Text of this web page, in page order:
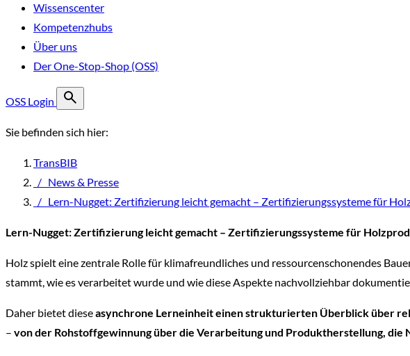
Wissenscenter
Kompetenzhubs
Über uns
Der One-Stop-Shop (OSS)
OSS Login
Sie befinden sich hier:
TransBIB
/ News & Presse
/ Lern-Nugget: Zertifizierung leicht gemacht – Zertifizierungssysteme für
Lern-Nugget: Zertifizierung leicht gemacht – Zertifizierungssysteme für
Holz spielt eine zentrale Rolle für klimafreundliches und ressourcenschonendes
stammt, wie es verarbeitet wurde und wie diese Aspekte nachvollziehbar
Daher bietet dieseasynchrone Lerneinheit einen strukturierten Überblick über
– von der Rohstoffgewinnung über die Verarbeitung und Produktherstellung, die